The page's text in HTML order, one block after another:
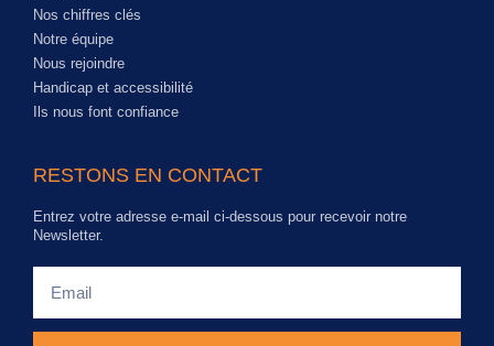
Nos chiffres clés
Notre équipe
Nous rejoindre
Handicap et accessibilité
Ils nous font confiance
RESTONS EN CONTACT
Entrez votre adresse e-mail ci-dessous pour recevoir notre
Newsletter.